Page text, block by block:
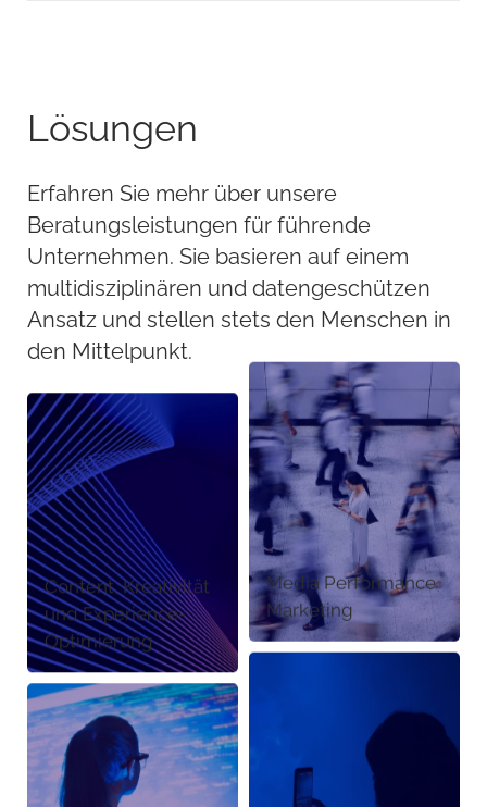
Lösungen
Erfahren Sie mehr über unsere
Beratungsleistungen für führende
Unternehmen. Sie basieren auf einem
multidisziplinären und datengeschützen
Ansatz und stellen stets den Menschen in
den Mittelpunkt.
Content, Kreativität
und Experience-
Optimierung
Media Performance
Marketing